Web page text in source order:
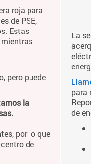
roja para
de PSE,
Estas
pero puede
la
por lo que
de
La
para
de